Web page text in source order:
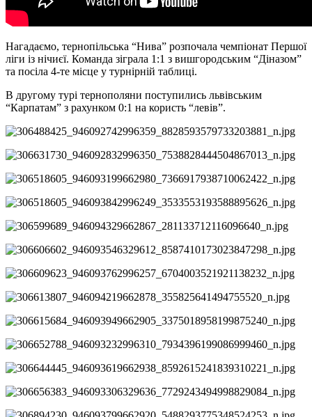
Нагадаємо, тернопiльська “Нива” розпочала чемпiонат Першої
лiги iз нiчиєї. Команда зiграла 1:1 з вишгородським “Дiназом”
та посiла 4-те мiсце у турнiрнiй таблицi.
В другому турi тернополяни поступились львiвським
“Карпатам” з рахунком 0:1 на користь “левiв”.